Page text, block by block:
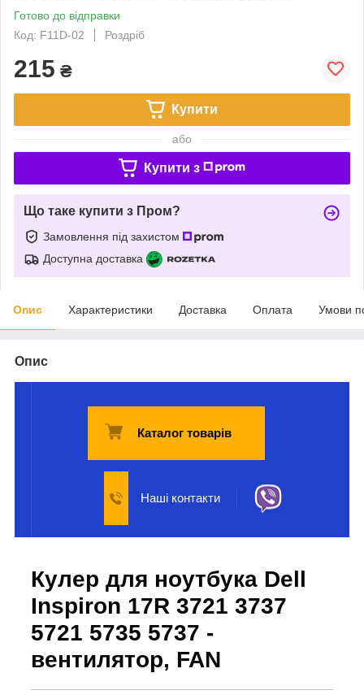
Готово до відправки
Код: F11D-02
Роздріб
215 ₴
Купити
або
Купити з
Що таке купити з Пром?
Замовлення під захистом
Доступна доставка
Опис Характеристики Доставка Оплата Умови
Опис
Каталог товарів
Наші контакти
Кулер для ноутбука Dell
Inspiron 17R 3721 3737
5721 5735 5737 -
вентилятор, FAN